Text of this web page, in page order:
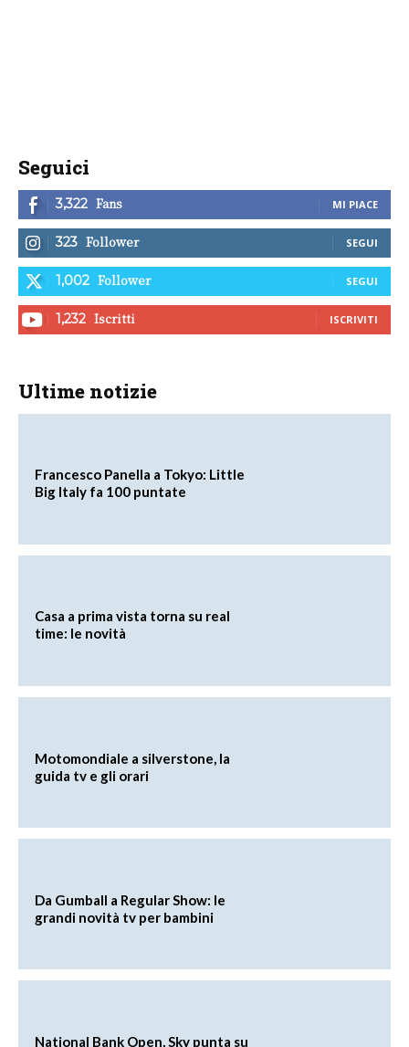
Seguici
3,322 Fans MI PIACE
323 Follower SEGUI
1,002 Follower SEGUI
1,232 Iscritti ISCRIVITI
Ultime notizie
Francesco Panella a Tokyo: Little
Big Italy fa 100 puntate
Casa a prima vista torna su real
time: le novità
Motomondiale a silverstone, la
guida tv e gli orari
Da Gumball a Regular Show: le
grandi novità tv per bambini
National Bank Open, Sky punta su